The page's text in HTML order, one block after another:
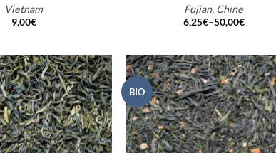
Vietnam
9,00€
Fujian, Chine
6,25€–50,00€
BIO